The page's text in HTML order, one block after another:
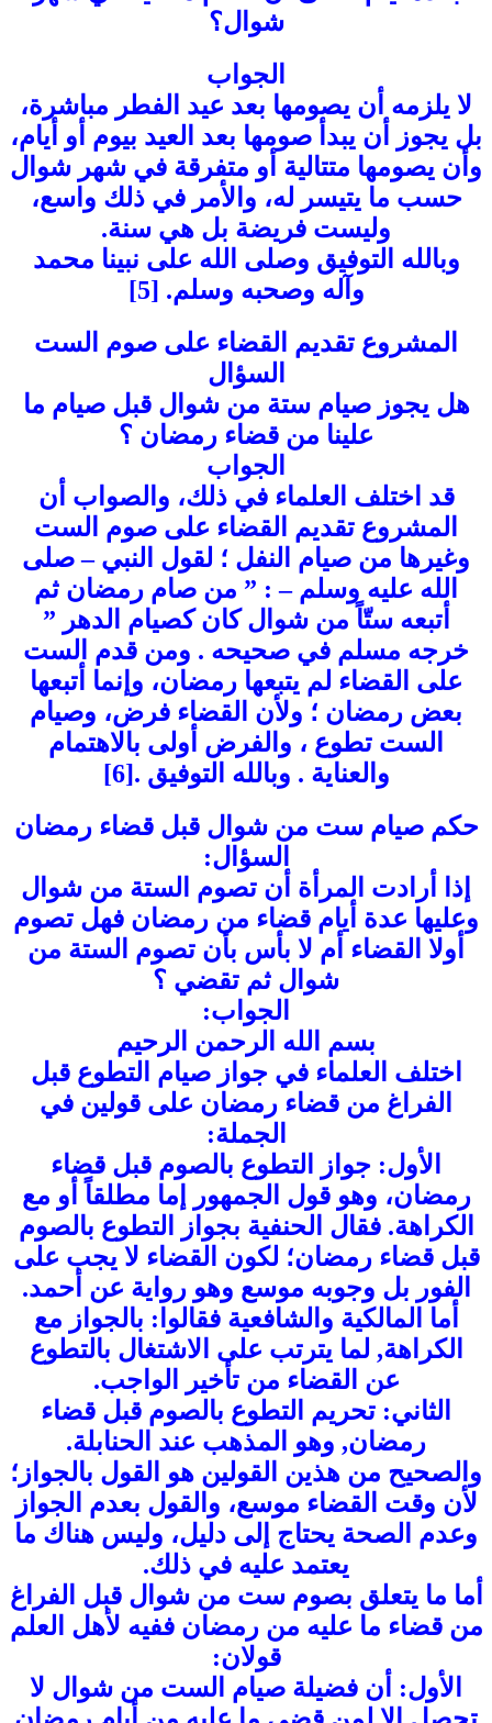
شوال؟
الجواب
لا يلزمه أن يصومها بعد عيد الفطر مباشرة،
بل يجوز أن يبدأ صومها بعد العيد بيوم أو أيام،
وأن يصومها متتالية أو متفرقة في شهر شوال
حسب ما يتيسر له، والأمر في ذلك واسع،
وليست فريضة بل هي سنة.
وبالله التوفيق وصلى الله على نبينا محمد
وآله وصحبه وسلم. [5]
المشروع تقديم القضاء على صوم الست
السؤال
هل يجوز صيام ستة من شوال قبل صيام ما
علينا من قضاء رمضان ؟
الجواب
قد اختلف العلماء في ذلك، والصواب أن
المشروع تقديم القضاء على صوم الست
وغيرها من صيام النفل ؛ لقول النبي – صلى
الله عليه وسلم – : ” من صام رمضان ثم
أتبعه ستّاً من شوال كان كصيام الدهر ”
خرجه مسلم في صحيحه . ومن قدم الست
على القضاء لم يتبعها رمضان، وإنما أتبعها
بعض رمضان ؛ ولأن القضاء فرض، وصيام
الست تطوع ، والفرض أولى بالاهتمام
والعناية . وبالله التوفيق .[6]
حكم صيام ست من شوال قبل قضاء رمضان
السؤال:
إذا أرادت المرأة أن تصوم الستة من شوال
وعليها عدة أيام قضاء من رمضان فهل تصوم
أولا القضاء أم لا بأس بأن تصوم الستة من
شوال ثم تقضي ؟
الجواب:
بسم الله الرحمن الرحيم
اختلف العلماء في جواز صيام التطوع قبل
الفراغ من قضاء رمضان على قولين في
الجملة:
الأول: جواز التطوع بالصوم قبل قضاء
رمضان، وهو قول الجمهور إما مطلقاً أو مع
الكراهة. فقال الحنفية بجواز التطوع بالصوم
قبل قضاء رمضان؛ لكون القضاء لا يجب على
الفور بل وجوبه موسع وهو رواية عن أحمد.
أما المالكية والشافعية فقالوا: بالجواز مع
الكراهة, لما يترتب على الاشتغال بالتطوع
عن القضاء من تأخير الواجب.
الثاني: تحريم التطوع بالصوم قبل قضاء
رمضان, وهو المذهب عند الحنابلة.
والصحيح من هذين القولين هو القول بالجواز؛
لأن وقت القضاء موسع، والقول بعدم الجواز
وعدم الصحة يحتاج إلى دليل، وليس هناك ما
يعتمد عليه في ذلك.
أما ما يتعلق بصوم ست من شوال قبل الفراغ
من قضاء ما عليه من رمضان ففيه لأهل العلم
قولان:
الأول: أن فضيلة صيام الست من شوال لا